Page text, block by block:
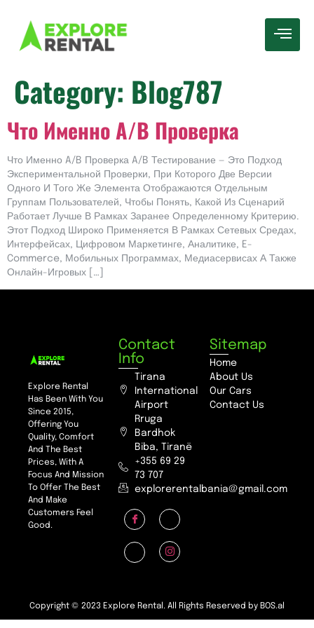
Category: Blog787
Что Именно A/B Проверка
Что Именно A/B Проверка A/B Тестирование — Это Подход
Экспериментальной Проверки, При Которого Две Версии
Одного И Того Же Элемента Отображаются Отдельным
Группам Пользователей, Чтобы Понять, Какой Из Сценарий
Работает Лучше В Рамках Заранее Определенному Критерию.
Этот Подход Широко Применяется В Рамках Сетевых Средах,
Интерфейсах, Цифровом Маркетинге, Аналитике, E-
Commerce, Мобильных Программах, Медиасервисах А Также
Онлайн-Игровых […]
Explore Rental
Has Been With You
Since 2015,
Offering You
Quality, Comfort
And The Best
Prices, With A
Focus And Mission
To Offer The Best
And Make
Customers Feel
Good.
Contact
Info
Tirana
International
Airport
Rruga
Bardhok
Biba, Tiranë
+355 69 29
73 707
explorerentalbania@gmail.com
Sitemap
Home
About Us
Our Cars
Contact Us
Copyright © 2023 Explore Rental. All Rights Reserved by BOS.al